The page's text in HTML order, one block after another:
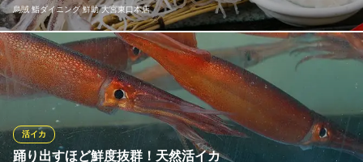
烏賊 鮨ダイニング 鮮助 大宮東口本店
大宮ではなかなか食べられない天然の活イカを独自ルートで仕入
れています！お醤油をかけると踊りだすほどの鮮度抜群の活イカ
です。水槽から取り出しその場でさばく当店名物”活イカ刺し”をま
ずは食べてみてください♪イカの透明度、鮮度抜群の歯ごたえと、
甘みが口に広がり、一度食べたら忘れられない美味しさです！
踊り出すほど鮮度抜群！天然活イカ
活イカ